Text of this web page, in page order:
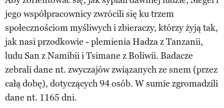
jego współpracownicy zwrócili się ku trzem
społecznościom myśliwych i zbieraczy, którzy żyją tak,
jak nasi przodkowie - plemienia Hadza z Tanzanii,
ludu San z Namibii i Tsimane z Boliwii. Badacze
zebrali dane nt. zwyczajów związanych ze snem (przez
całą dobę), dotyczących 94 osób. W sumie zgromadzili
dane nt. 1165 dni.